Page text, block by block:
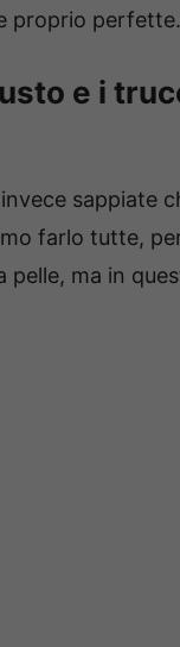
proprio perfette.
e i
sappiate
farlo tutte,
pelle, ma in